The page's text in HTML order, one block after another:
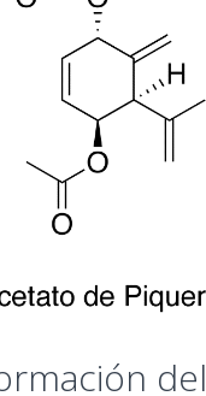
del